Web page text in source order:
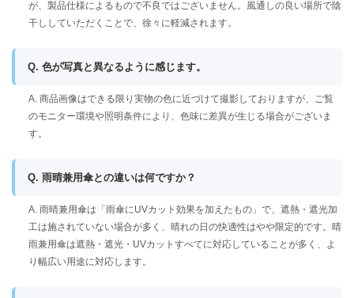
が、製品仕様によるもので不良ではございません。風通しの良い場所で陰
干ししていただくことで、徐々に軽減されます。
Q. 色が写真と異なるように感じます。
A. 商品画像はできる限り実物の色に近づけて撮影しておりますが、ご覧
のモニター環境や照明条件により、色味に差異が生じる場合がございま
す。
Q. 雨晴兼用傘との違いは何ですか？
A. 雨晴兼用傘は「雨傘にUVカット効果を加えたもの」で、遮熱・遮光加
工は施されていない場合が多く、晴れの日の快適性はやや限定的です。晴
雨兼用傘は遮熱・遮光・UVカットすべてに対応していることが多く、よ
り幅広い用途に対応します。